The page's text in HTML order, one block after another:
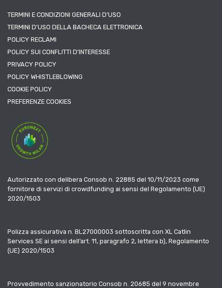
TERMINI E CONDIZIONI GENERALI D’USO
TERMINI D’USO DELLA BACHECA ELETTRONICA
POLICY RECLAMI
POLICY SUI CONFLITTI D’INTERESSE
PRIVACY POLICY
POLICY WHISTLEBLOWING
COOKIE POLICY
PREFERENZE COOKIES
Autorizzato con delibera Consob n. 22885 del 10/11/2023 come
fornitore di servizi di crowdfunding ai sensi del Regolamento (UE)
2020/1503
Polizza assicurativa n. BL27000003 sottoscritta con XL Catlin
Services SE ai sensi dell’art. 11, paragrafo 2, lettera b), Regolamento
(UE) 2020/1503
Provvedimento sanzionatorio Consob n. 20685 del 9 novembre